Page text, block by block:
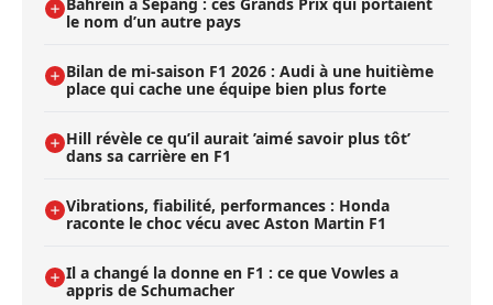
Bahreïn à Sepang : ces Grands Prix qui portaient
le nom d’un autre pays
Bilan de mi-saison F1 2026 : Audi à une huitième
place qui cache une équipe bien plus forte
Hill révèle ce qu’il aurait ’aimé savoir plus tôt’
dans sa carrière en F1
Vibrations, fiabilité, performances : Honda
raconte le choc vécu avec Aston Martin F1
Il a changé la donne en F1 : ce que Vowles a
appris de Schumacher